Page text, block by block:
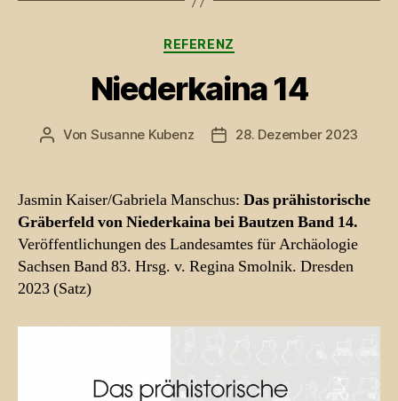
Kategorien
REFERENZ
Niederkaina 14
Beitragsautor
Von Susanne Kubenz Beitragsdatum
28. Dezember 2023
Jasmin Kaiser/Gabriela Manschus: Das prähistorische
Gräberfeld von Niederkaina bei Bautzen Band 14.
Veröffentlichungen des Landesamtes für Archäologie
Sachsen Band 83. Hrsg. v. Regina Smolnik. Dresden
2023 (Satz)